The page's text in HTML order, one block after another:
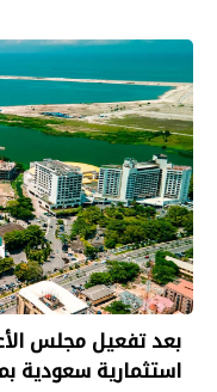
بعد تفعيل مجلس
استثمارية سعودية